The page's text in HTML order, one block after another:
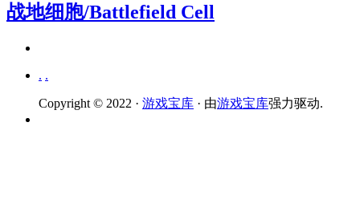
战地细胞/Battlefield Cell
. .
Copyright © 2022 · 游戏宝库 · 由游戏宝库强力驱动.